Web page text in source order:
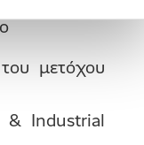
μετόχου
& Industrial